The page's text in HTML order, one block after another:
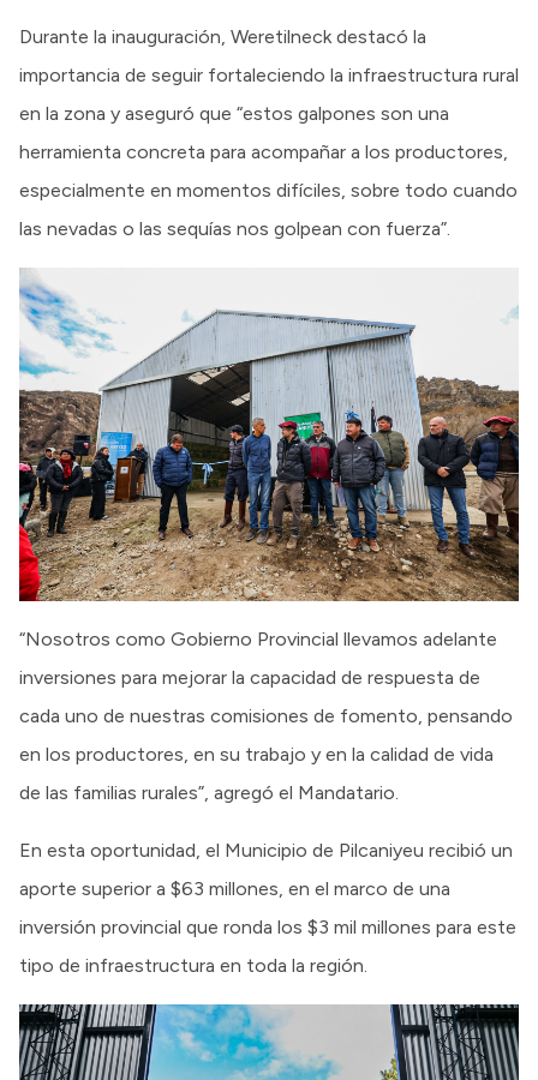
Durante la inauguración, Weretilneck destacó la
importancia de seguir fortaleciendo la infraestructura rural
en la zona y aseguró que “estos galpones son una
herramienta concreta para acompañar a los productores,
especialmente en momentos difíciles, sobre todo cuando
las nevadas o las sequías nos golpean con fuerza”.
“Nosotros como Gobierno Provincial llevamos adelante
inversiones para mejorar la capacidad de respuesta de
cada uno de nuestras comisiones de fomento, pensando
en los productores, en su trabajo y en la calidad de vida
de las familias rurales”, agregó el Mandatario.
En esta oportunidad, el Municipio de Pilcaniyeu recibió un
aporte superior a $63 millones, en el marco de una
inversión provincial que ronda los $3 mil millones para este
tipo de infraestructura en toda la región.